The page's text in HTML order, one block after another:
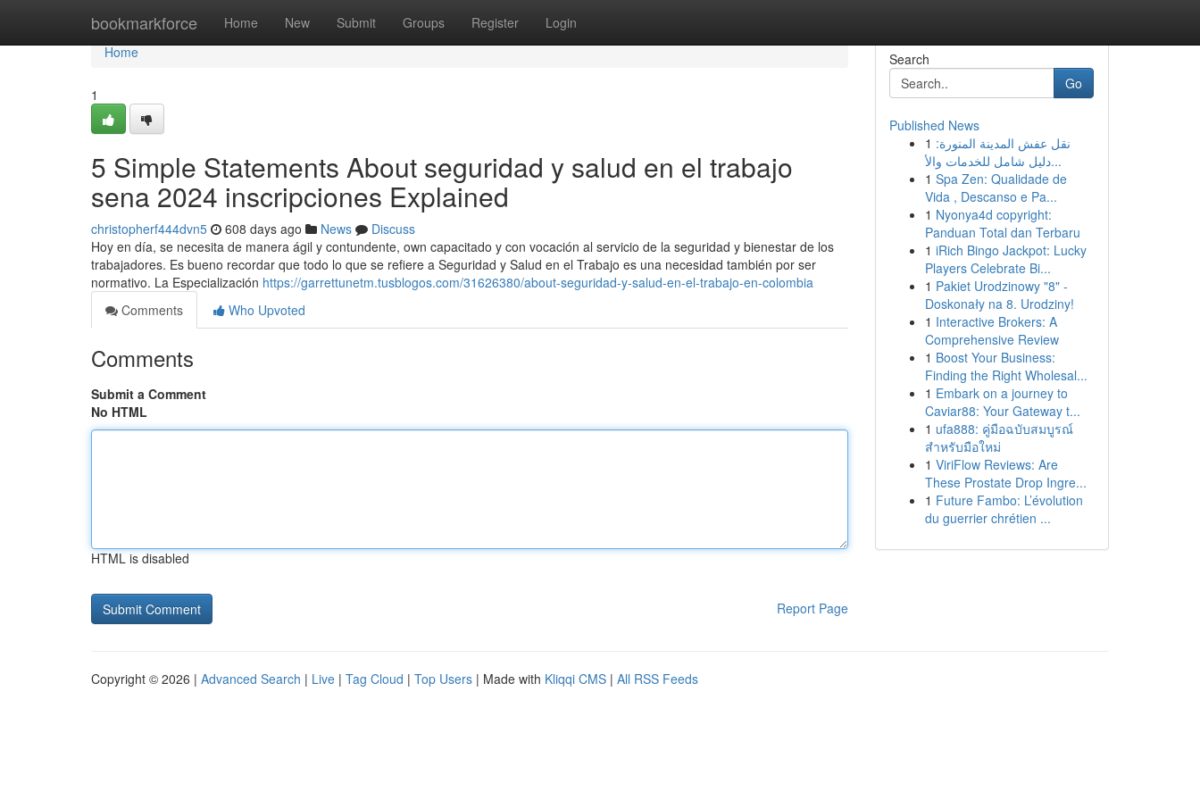
bookmarkforce Home New Submit Groups Register Login
Home
Home
1
5 Simple Statements About seguridad y salud en el trabajo
sena 2024 inscripciones Explained
christopherf444dvn5 608 days ago News
Discuss
Hoy en día, se necesita de manera ágil y contundente, own capacitado y con vocación al servicio de la seguridad y bienestar de los
trabajadores. Es bueno recordar que todo lo que se refiere a Seguridad y Salud en el Trabajo es una necesidad también por ser
normativo. La Especialización https://garrettunetm.tusblogos.com/31626380/about-seguridad-y-salud-en-el-trabajo-en-colombia
Comments
Who Upvoted
Comments
Submit a Comment
No HTML
HTML is disabled
Report Page
Search
Go
Published News
1 نقل عفش المدينة المنورة:
دليل شامل للخدمات والأ...
1 Spa Zen: Qualidade de
Vida , Descanso e Pa...
1 Nyonya4d copyright:
Panduan Total dan Terbaru
1 iRich Bingo Jackpot: Lucky
Players Celebrate Bi...
1 Pakiet Urodzinowy "8" -
Doskonały na 8. Urodziny!
1 Interactive Brokers: A
Comprehensive Review
1 Boost Your Business:
Finding the Right Wholesal...
1 Embark on a journey to
Caviar88: Your Gateway t...
1 ufa888: คู่มือฉบับสมบูรณ์
สำหรับมือใหม่
1 ViriFlow Reviews: Are
These Prostate Drop Ingre...
1 Future Fambo: L’évolution
du guerrier chrétien ...
Copyright © 2026 | Advanced Search | Live | Tag Cloud | Top Users | Made with Kliqqi CMS | All RSS Feeds